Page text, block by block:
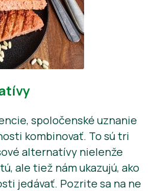
spoločenské uznanie
kombinovať. To sú tri
alternatívy nielenže
ale tiež nám ukazujú, ako
jedávať. Pozrite sa na ne